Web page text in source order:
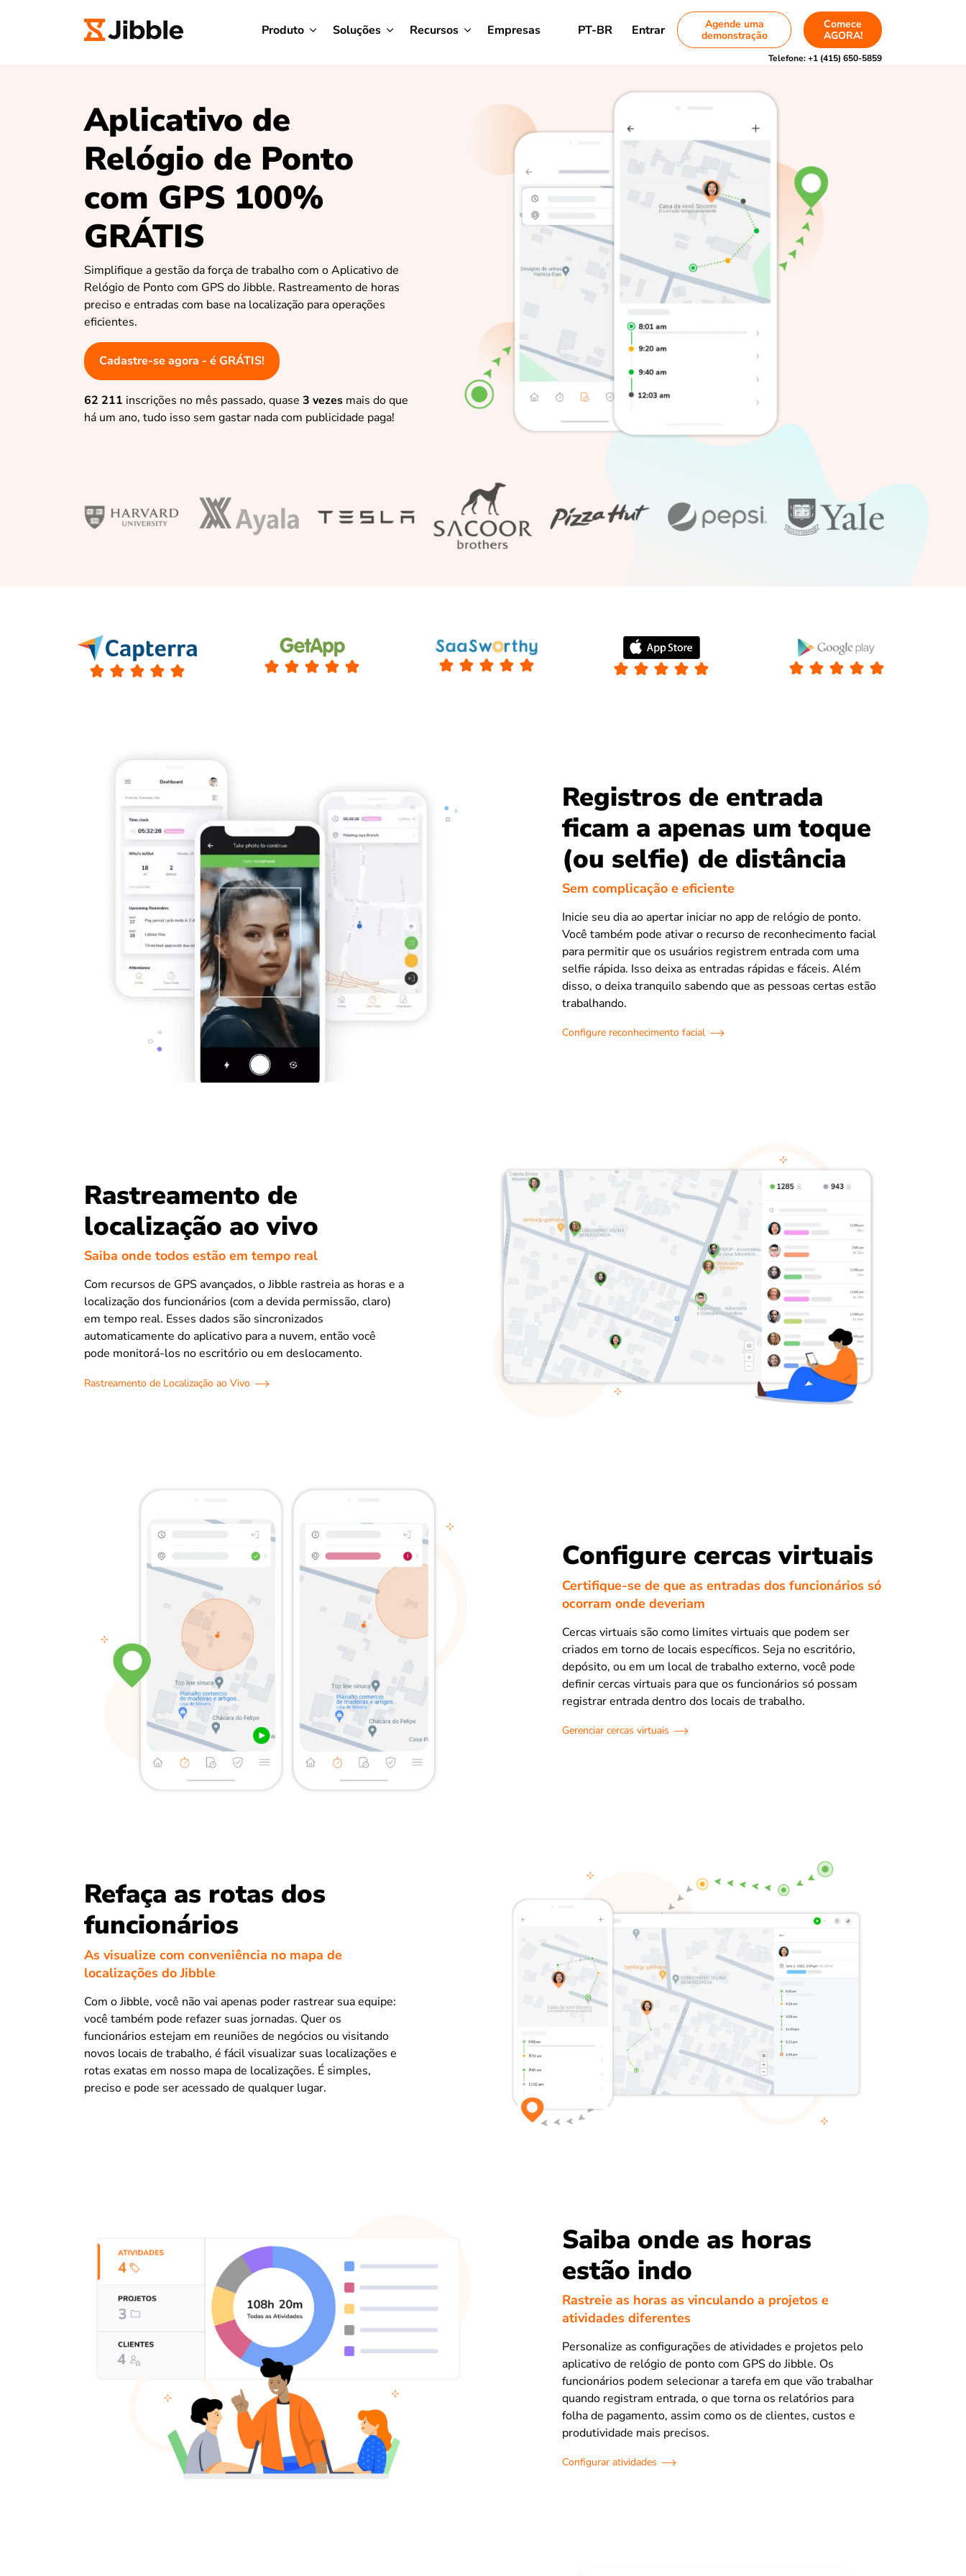
Produto Soluções Recursos Empresas PT-BR Entrar
Agende uma
demonstração
Comece
AGORA!
Telefone:+1 (415) 650-5859
Aplicativo de
Relógio de Ponto
com GPS 100%
GRÁTIS
Simplifique a gestão da força de trabalho com o Aplicativo de
Relógio de Ponto com GPS do Jibble. Rastreamento de horas
preciso e entradas com base na localização para operações
eficientes.
Cadastre-se agora - é GRÁTIS!
62 211 inscrições no mês passado, quase 3 vezes mais do que
há um ano, tudo isso sem gastar nada com publicidade paga!
Registros de entrada
ficam a apenas um toque
(ou selfie) de distância
Sem complicação e eficiente
Inicie seu dia ao apertar iniciar no app de relógio de ponto.
Você também pode ativar o recurso de reconhecimento facial
para permitir que os usuários registrem entrada com uma
selfie rápida. Isso deixa as entradas rápidas e fáceis. Além
disso, o deixa tranquilo sabendo que as pessoas certas estão
trabalhando.
Configure reconhecimento facial
Rastreamento de
localização ao vivo
Saiba onde todos estão em tempo real
Com recursos de GPS avançados, o Jibble rastreia as horas e a
localização dos funcionários (com a devida permissão, claro)
em tempo real. Esses dados são sincronizados
automaticamente do aplicativo para a nuvem, então você
pode monitorá-los no escritório ou em deslocamento.
Rastreamento de Localização ao Vivo
Configure cercas virtuais
Certifique-se de que as entradas dos funcionários só
ocorram onde deveriam
Cercas virtuais são como limites virtuais que podem ser
criados em torno de locais específicos. Seja no escritório,
depósito, ou em um local de trabalho externo, você pode
definir cercas virtuais para que os funcionários só possam
registrar entrada dentro dos locais de trabalho.
Gerenciar cercas virtuais
Refaça as rotas dos
funcionários
As visualize com conveniência no mapa de
localizações do Jibble
Com o Jibble, você não vai apenas poder rastrear sua equipe:
você também pode refazer suas jornadas. Quer os
funcionários estejam em reuniões de negócios ou visitando
novos locais de trabalho, é fácil visualizar suas localizações e
rotas exatas em nosso mapa de localizações. É simples,
preciso e pode ser acessado de qualquer lugar.
Saiba onde as horas
estão indo
Rastreie as horas as vinculando a projetos e
atividades diferentes
Personalize as configurações de atividades e projetos pelo
aplicativo de relógio de ponto com GPS do Jibble. Os
funcionários podem selecionar a tarefa em que vão trabalhar
quando registram entrada, o que torna os relatórios para
folha de pagamento, assim como os de clientes, custos e
produtividade mais precisos.
Configurar atividades